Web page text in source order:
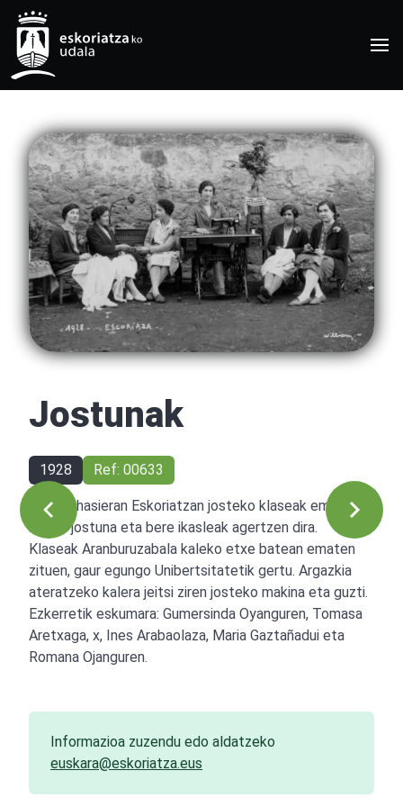
Jostunak
1928 Ref: 00633
Mende hasieran Eskoriatzan josteko klaseak ematen
zituen jostuna eta bere ikasleak agertzen dira.
Klaseak Aranburuzabala kaleko etxe batean ematen
zituen, gaur egungo Unibertsitatetik gertu. Argazkia
ateratzeko kalera jeitsi ziren josteko makina eta guzti.
Ezkerretik eskumara: Gumersinda Oyanguren, Tomasa
Aretxaga, x, Ines Arabaolaza, Maria Gaztañadui eta
Romana Ojanguren.
Informazioa zuzendu edo aldatzeko
euskara@eskoriatza.eus